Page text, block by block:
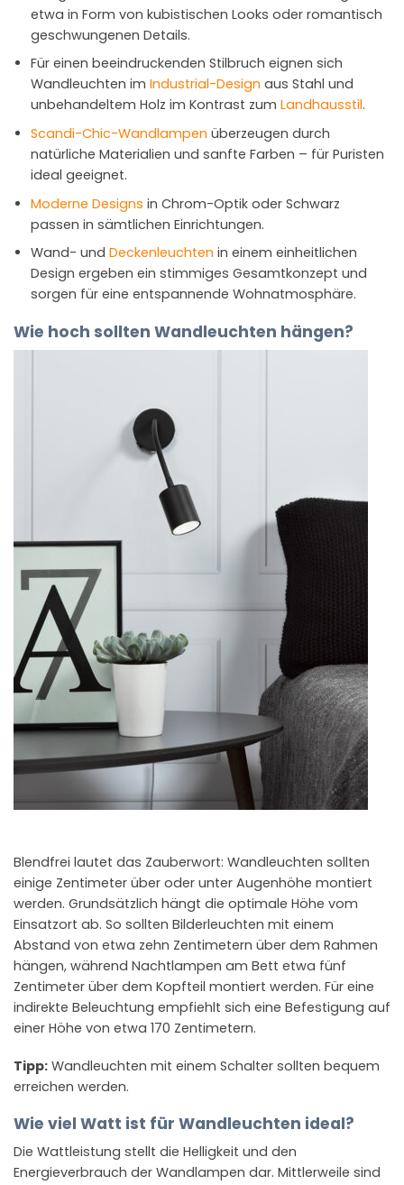
etwa in Form von kubistischen Looks oder romantisch
geschwungenen Details.
Für einen beeindruckenden Stilbruch eignen sich
Wandleuchten im Industrial-Design aus Stahl und
unbehandeltem Holz im Kontrast zum Landhausstil.
Scandi-Chic-Wandlampen überzeugen durch
natürliche Materialien und sanfte Farben – für Puristen
ideal geeignet.
Moderne Designs in Chrom-Optik oder Schwarz
passen in sämtlichen Einrichtungen.
Wand- und Deckenleuchten in einem einheitlichen
Design ergeben ein stimmiges Gesamtkonzept und
sorgen für eine entspannende Wohnatmosphäre.
Wie hoch sollten Wandleuchten hängen?
Blendfrei lautet das Zauberwort: Wandleuchten sollten
einige Zentimeter über oder unter Augenhöhe montiert
werden. Grundsätzlich hängt die optimale Höhe vom
Einsatzort ab. So sollten Bilderleuchten mit einem
Abstand von etwa zehn Zentimetern über dem Rahmen
hängen, während Nachtlampen am Bett etwa fünf
Zentimeter über dem Kopfteil montiert werden. Für eine
indirekte Beleuchtung empfiehlt sich eine Befestigung auf
einer Höhe von etwa 170 Zentimetern.
Tipp: Wandleuchten mit einem Schalter sollten bequem
erreichen werden.
Wie viel Watt ist für Wandleuchten ideal?
Die Wattleistung stellt die Helligkeit und den
Energieverbrauch der Wandlampen dar. Mittlerweile sind